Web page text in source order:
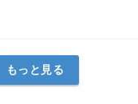
もっと見る